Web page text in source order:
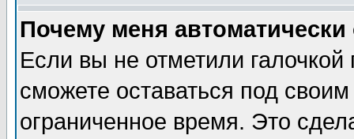
Почему меня автоматически
Если вы не отметили галочкой
сможете оставаться под
ограниченное время. Это